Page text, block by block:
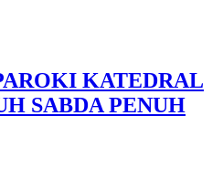
KATEDRAL
SABDA PENUH